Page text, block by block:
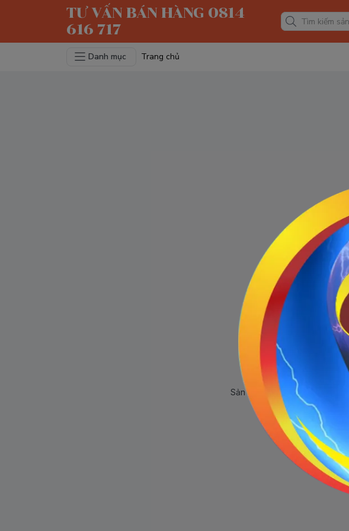
TƯ VẤN BÁN HÀNG 0814
616 717
Danh mục Trang chủ
Sản phẩm này hiện tại đã